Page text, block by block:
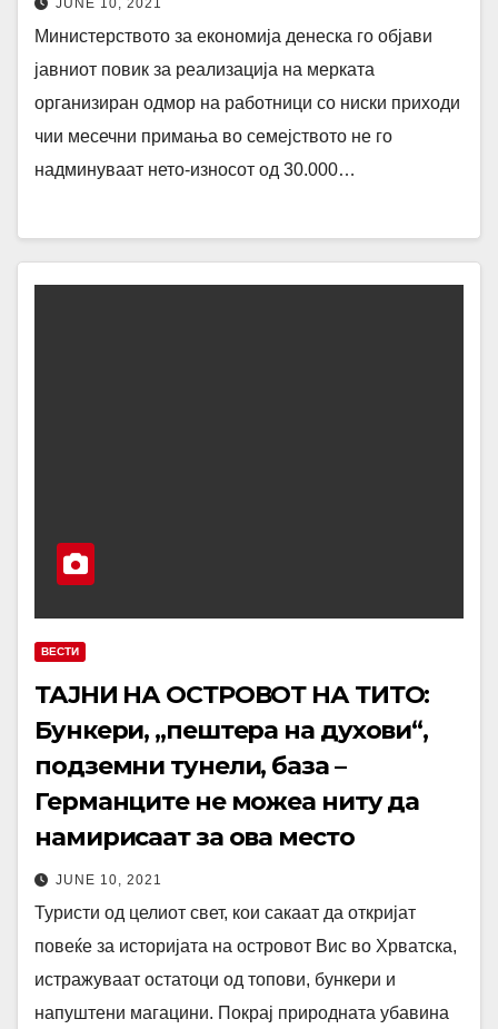
JUNE 10, 2021
Министерството за економија денеска го објави
јавниот повик за реализација на мерката
организиран одмор на работници со ниски приходи
чии месечни примања во семејството не го
надминуваат нето-износот од 30.000…
ВЕСТИ
ТАЈНИ НА ОСТРОВОТ НА ТИТО:
Бункери, „пештера на духови“,
подземни тунели, база –
Германците не можеа ниту да
намирисаат за ова место
JUNE 10, 2021
Туристи од целиот свет, кои сакаат да откријат
повеќе за историјата на островот Вис во Хрватска,
истражуваат остатоци од топови, бункери и
напуштени магацини. Покрај природната убавина